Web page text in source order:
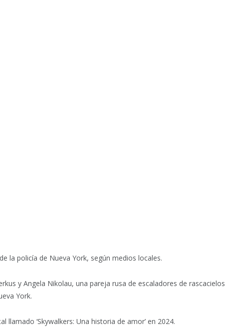
la policía de Nueva York, según medios locales.
y Angela Nikolau, una pareja rusa de escaladores de rascacielos
York.
‘Skywalkers: Una historia de amor’ en 2024.